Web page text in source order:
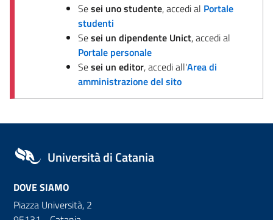
Sesei uno studente, accedi al Portale
studenti
Sesei un dipendente Unict, accedi al
Portale personale
Sesei un editor, accedi all'Area di
amministrazione del sito
Università di Catania
DOVE SIAMO
Piazza Università, 2